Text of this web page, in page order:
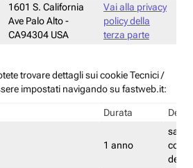
1601 S. California
Ave Palo Alto -
CA94304 USA
Vai alla privacy
policy della
terza parte
trovare dettagli sui cookie Tecnici /
impostati navigando su fastweb.it:
Durata
1 anno
salva
dei